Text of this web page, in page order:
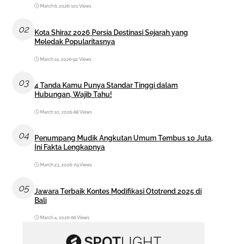
March 6, 2026•101 Views
02
Kota Shiraz 2026 Persia Destinasi Sejarah yang
Meledak Popularitasnya
March 14, 2026•92 Views
03
4 Tanda Kamu Punya Standar Tinggi dalam
Hubungan, Wajib Tahu!
March 10, 2026•88 Views
04
Penumpang Mudik Angkutan Umum Tembus 10 Juta,
Ini Fakta Lengkapnya
March 23, 2026•79 Views
05
Jawara Terbaik Kontes Modifikasi Ototrend 2025 di
Bali
March 4, 2026•66 Views